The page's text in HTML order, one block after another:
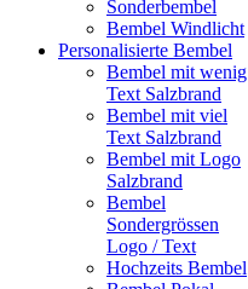
Sonderbembel
Bembel Windlicht
Personalisierte Bembel
Bembel mit wenig
Text Salzbrand
Bembel mit viel
Text Salzbrand
Bembel mit Logo
Salzbrand
Bembel
Sondergrössen
Logo / Text
Hochzeits Bembel